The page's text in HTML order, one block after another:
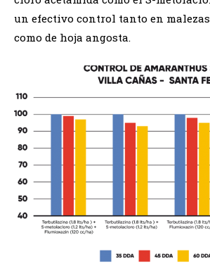
un efectivo control tanto en
como de hoja angosta.